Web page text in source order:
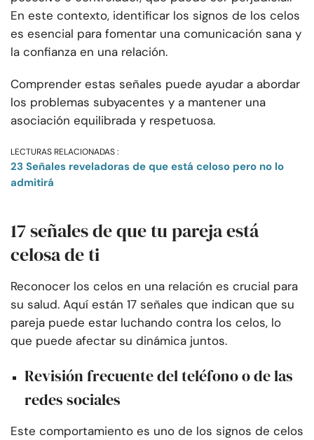
En este contexto, identificar los signos de los celos
es esencial para fomentar una comunicación sana y
la confianza en una relación.
Comprender estas señales puede ayudar a abordar
los problemas subyacentes y a mantener una
asociación equilibrada y respetuosa.
LECTURAS RELACIONADAS :
23 Señales reveladoras de que está celoso pero no lo
admitirá
17 señales de que tu pareja está
celosa de ti
Reconocer los celos en una relación es crucial para
su salud. Aquí están 17 señales que indican que su
pareja puede estar luchando contra los celos, lo
que puede afectar su dinámica juntos.
Revisión frecuente del teléfono o de las
redes sociales
Este comportamiento es uno de los signos de celos